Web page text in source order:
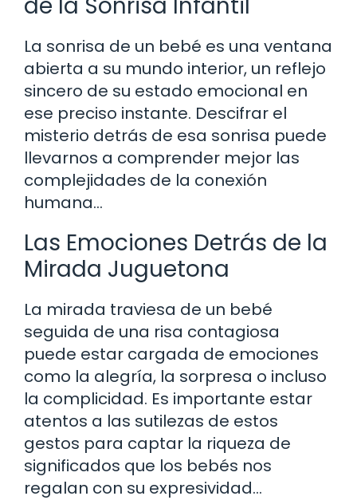
La sonrisa de un bebé es una ventana
abierta a su mundo interior, un reflejo
sincero de su estado emocional en
ese preciso instante. Descifrar el
misterio detrás de esa sonrisa puede
llevarnos a comprender mejor las
complejidades de la conexión
humana…
Las Emociones Detrás de la
Mirada Juguetona
La mirada traviesa de un bebé
seguida de una risa contagiosa
puede estar cargada de emociones
como la alegría, la sorpresa o incluso
la complicidad. Es importante estar
atentos a las sutilezas de estos
gestos para captar la riqueza de
significados que los bebés nos
regalan con su expresividad…